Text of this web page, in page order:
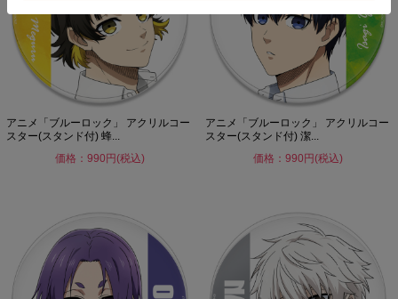
アニメ「ブルーロック」 アクリルコー
スター(スタンド付) 蜂...
価格：990円(税込)
アニメ「ブルーロック」 アクリルコー
スター(スタンド付) 潔...
価格：990円(税込)